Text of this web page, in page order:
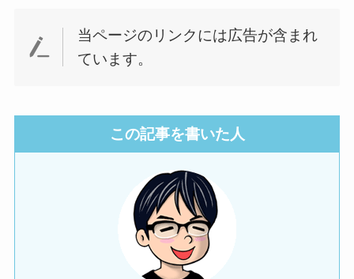
当ページのリンクには広告が含まれ
ています。
この記事を書いた人